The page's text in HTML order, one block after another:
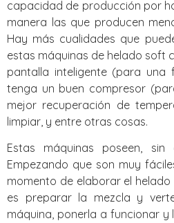
capacidad de producción por
manera las que producen
Hay más cualidades que
estas máquinas de helado soft
pantalla inteligente (para una
tenga un buen compresor
mejor recuperación de
limpiar, y entre otras cosas.
Estas máquinas poseen, sin
Empezando que son muy
momento de elaborar el
es preparar la mezcla y
máquina, ponerla a funcionar